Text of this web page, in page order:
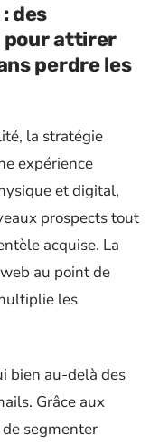
des
pour attirer
perdre les
la stratégie
expérience
et digital,
prospects tout
acquise. La
au point de
les
bien au-delà des
Grâce aux
segmenter